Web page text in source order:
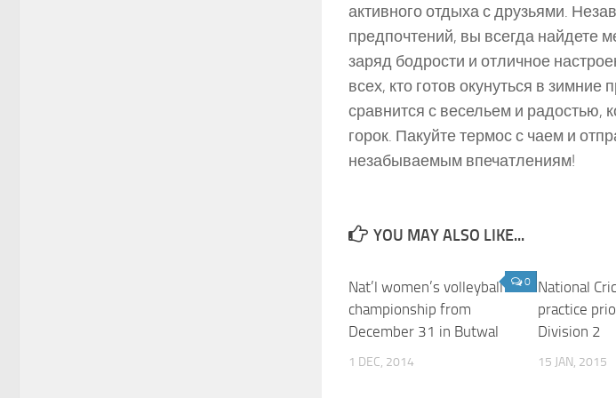
активного отдыха с друзьями.
предпочтений, вы всегда найдете
заряд бодрости и отличное
всех, кто готов окунуться в
сравнится с весельем и радостью,
горок. Пакуйте термос с чаем и
незабываемым впечатлениям!
YOU MAY ALSO LIKE...
0
Nat’l women’s volleyball
championship from
December 31 in Butwal
1 DEC, 2014
National
practice
Division 2
15 JAN, 2015